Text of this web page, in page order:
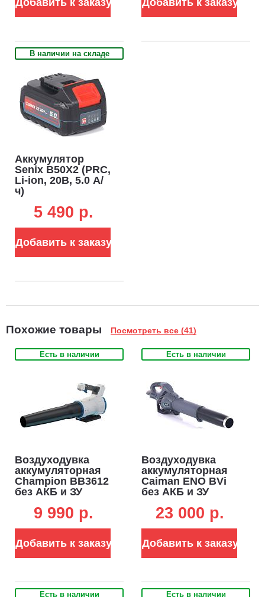
В наличии на складе
Аккумулятор
Senix B50X2 (PRC,
Li-ion, 20В, 5.0 А/
ч)
5 490 p.
Добавить к заказу
Похожие товары Посмотреть все (41)
Есть в наличии
Воздуходувка
аккумуляторная
Champion ВВ3612
без АКБ и ЗУ
м3/ч, 2.3 кг)
9 990 p.
Добавить к заказу
Есть в наличии
Воздуходувка
аккумуляторная
Caiman ENO BVi
без АКБ и ЗУ
Standart Connect,
95 м/с, 2,4 кг.)
23 000 p.
Добавить к заказу
Есть в наличии Есть в наличии